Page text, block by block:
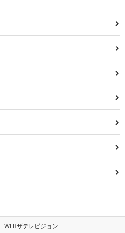
WEBザテレビジョン